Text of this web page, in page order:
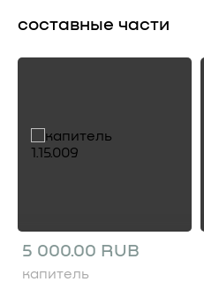
составные части
5 000.00 RUB
капитель